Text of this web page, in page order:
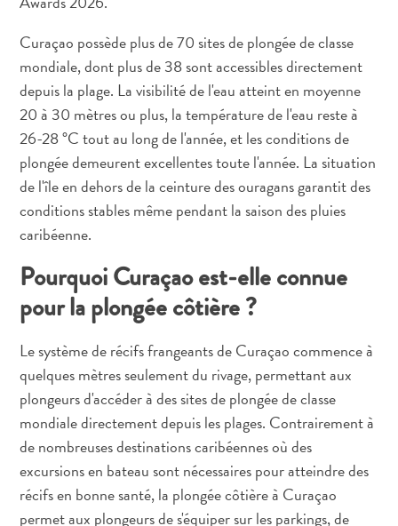
de
Musées
Nature
et
parcs
Opérateurs
de
plongée
Plages
Services
taxis
de
plongée
de
snorkeling
Sites
et
monuments
Spa
et
Curaçao possède plus de 70 sites de plongée de classe
mondiale, dont plus de 38 sont accessibles directement
depuis la plage. La visibilité de l'eau atteint en moyenne
20 à 30 mètres ou plus, la température de l'eau reste à
26-28 °C tout au long de l'année, et les conditions de
plongée demeurent excellentes toute l'année. La situation
de l'île en dehors de la ceinture des ouragans garantit des
conditions stables même pendant la saison des pluies
caribéenne.
Pourquoi Curaçao est-elle connue
pour la plongée côtière ?
Le système de récifs frangeants de Curaçao commence à
quelques mètres seulement du rivage, permettant aux
plongeurs d'accéder à des sites de plongée de classe
mondiale directement depuis les plages. Contrairement à
de nombreuses destinations caribéennes où des
excursions en bateau sont nécessaires pour atteindre des
récifs en bonne santé, la plongée côtière à Curaçao
permet aux plongeurs de s'équiper sur les parkings, de